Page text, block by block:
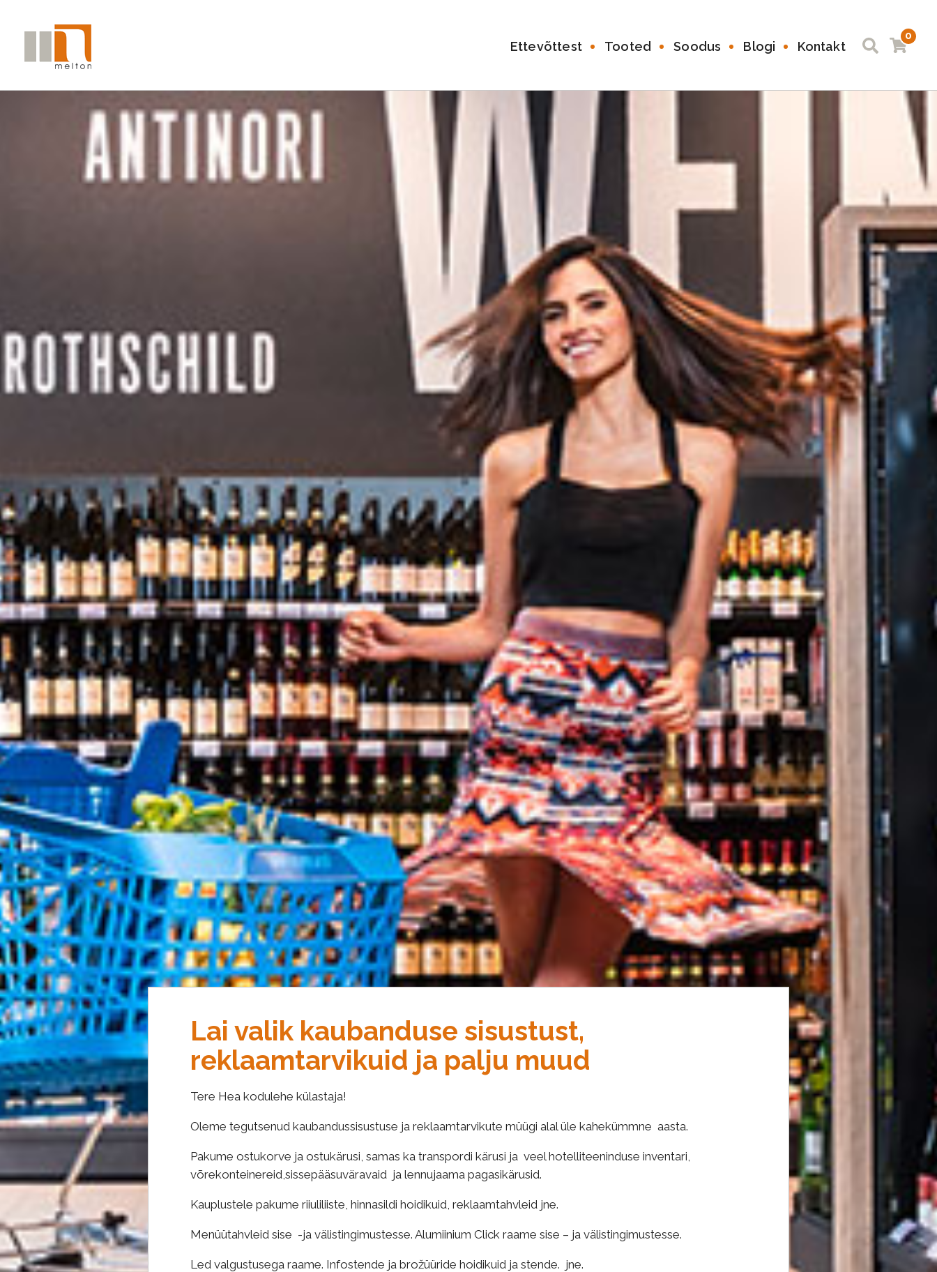
Ettevõttest Tooted Soodus Blogi Kontakt
0
Lai valik kaubanduse sisustust,
reklaamtarvikuid ja palju muud
Tere Hea kodulehe külastaja!
Oleme tegutsenud kaubandussisustuse ja reklaamtarvikute müügi alal üle kahekümmne aasta.
Pakume ostukorve ja ostukärusi, samas ka transpordi kärusi ja veel hotelliteeninduse inventari,
võrekonteinereid,sissepääsuväravaid ja lennujaama pagasikärusid.
Kauplustele pakume riiuliliiste, hinnasildi hoidikuid, reklaamtahvleid jne.
Menüütahvleid sise -ja välistingimustesse. Alumiinium Click raame sise – ja välistingimustesse.
Led valgustusega raame. Infostende ja brožüüride hoidikuid ja stende. jne.